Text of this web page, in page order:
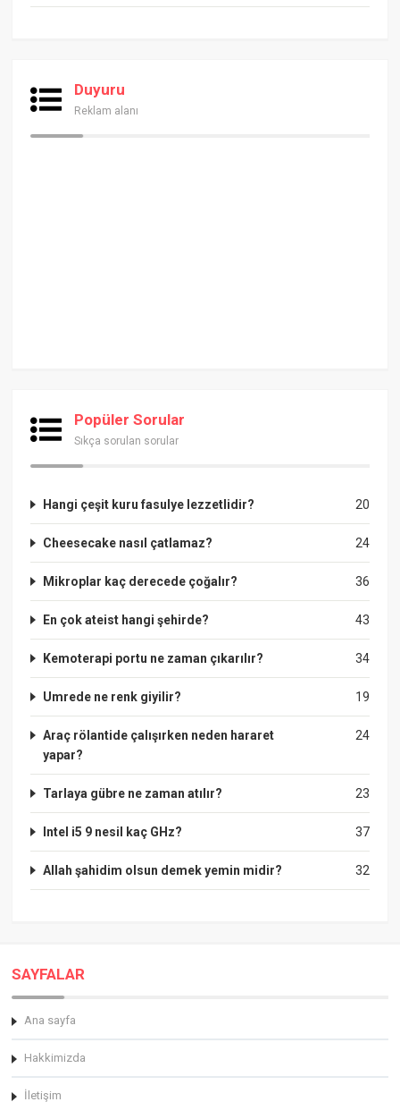
Duyuru
Reklam alanı
Popüler Sorular
Sıkça sorulan sorular
20
Hangi çeşit kuru fasulye lezzetlidir?
24
Cheesecake nasıl çatlamaz?
36
Mikroplar kaç derecede çoğalır?
43
En çok ateist hangi şehirde?
34
Kemoterapi portu ne zaman çıkarılır?
19
Umrede ne renk giyilir?
24
Araç rölantide çalışırken neden hararet
yapar?
23
Tarlaya gübre ne zaman atılır?
37
Intel i5 9 nesil kaç GHz?
32
Allah şahidim olsun demek yemin midir?
SAYFALAR
Ana sayfa
Hakkimizda
İletişim